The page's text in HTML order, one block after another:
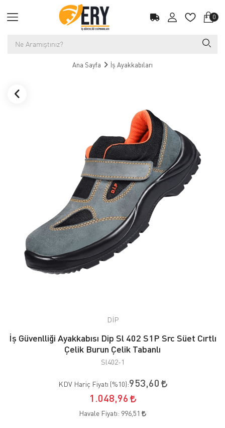
0
Ana Sayfa İş Ayakkabıları
DİP
İş Güvenlliği Ayakkabısı Dip Sl 402 S1P Src Süet Cırtlı
Çelik Burun Çelik Tabanlı
Sl402-1
KDV Hariç Fiyatı (%10):953,60
1.048,96
Havale Fiyatı: 996,51